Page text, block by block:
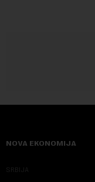
NOVA EKONOMIJA
SRBIJA